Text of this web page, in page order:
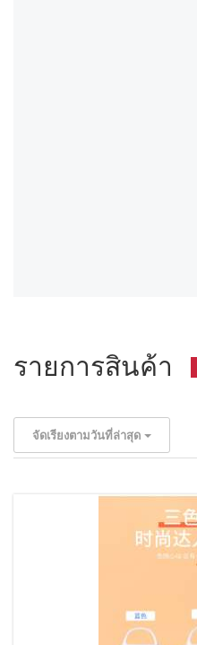
รายการสินค้า
จัดเรียงตามวันที่ล่าสุด